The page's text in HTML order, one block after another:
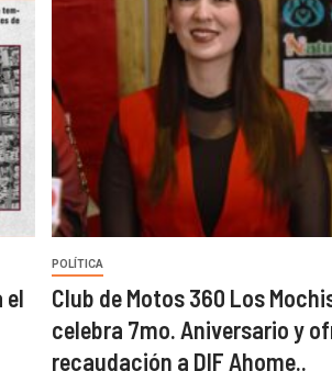
el
POLÍTICA
Club de Motos 360 Los
celebra 7mo. Aniversario y
recaudación a DIF Ahome..